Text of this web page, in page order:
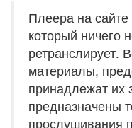
Плеера на
который ничего
ретранслирует.
материалы,
принадлежат их
предназначены
прослушивания